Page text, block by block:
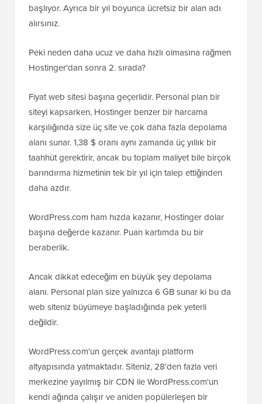
başlıyor. Ayrıca bir yıl boyunca ücretsiz bir alan adı
alırsınız.
Peki neden daha ucuz ve daha hızlı olmasına rağmen
Hostinger'dan sonra 2. sırada?
Fiyat web sitesi başına geçerlidir. Personal plan bir
siteyi kapsarken, Hostinger benzer bir harcama
karşılığında size üç site ve çok daha fazla depolama
alanı sunar. 1,38 $ oranı aynı zamanda üç yıllık bir
taahhüt gerektirir, ancak bu toplam maliyet bile birçok
barındırma hizmetinin tek bir yıl için talep ettiğinden
daha azdır.
WordPress.com ham hızda kazanır, Hostinger dolar
başına değerde kazanır. Puan kartımda bu bir
beraberlik.
Ancak dikkat edeceğim en büyük şey depolama
alanı. Personal plan size yalnızca 6 GB sunar ki bu da
web siteniz büyümeye başladığında pek yeterli
değildir.
WordPress.com'un gerçek avantajı platform
altyapısında yatmaktadır. Siteniz, 28'den fazla veri
merkezine yayılmış bir CDN ile WordPress.com'un
kendi ağında çalışır ve aniden popülerleşen bir